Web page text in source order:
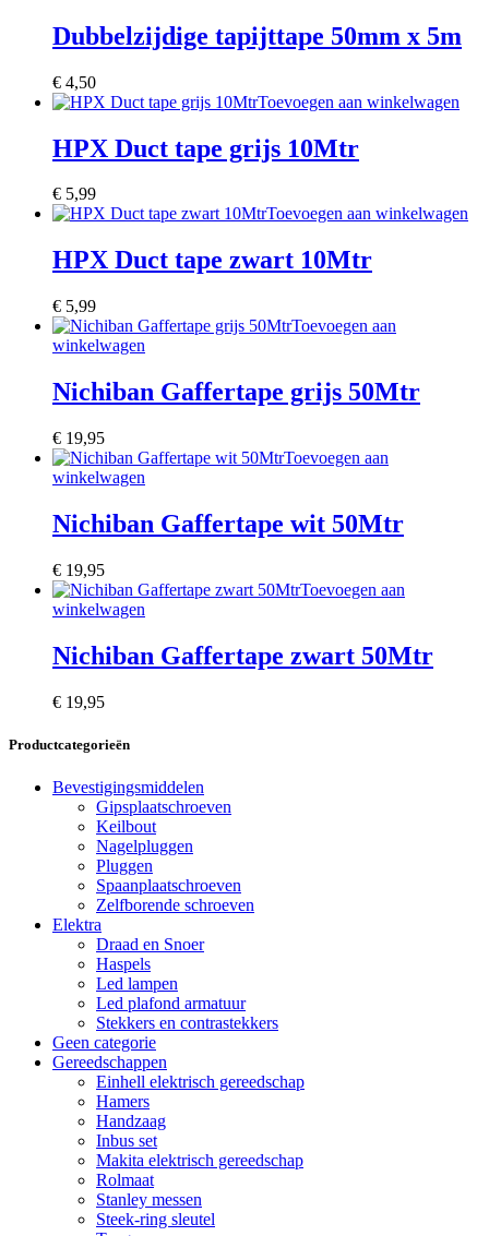
Dubbelzijdige tapijttape 50mm x 5m
€ 4,50
Toevoegen aan winkelwagen
HPX Duct tape grijs 10Mtr
€ 5,99
Toevoegen aan winkelwagen
HPX Duct tape zwart 10Mtr
€ 5,99
Toevoegen aan
winkelwagen
Nichiban Gaffertape grijs 50Mtr
€ 19,95
Toevoegen aan
winkelwagen
Nichiban Gaffertape wit 50Mtr
€ 19,95
Toevoegen aan
winkelwagen
Nichiban Gaffertape zwart 50Mtr
€ 19,95
Productcategorieën
Bevestigingsmiddelen
Gipsplaatschroeven
Keilbout
Nagelpluggen
Pluggen
Spaanplaatschroeven
Zelfborende schroeven
Elektra
Draad en Snoer
Haspels
Led lampen
Led plafond armatuur
Stekkers en contrastekkers
Geen categorie
Gereedschappen
Einhell elektrisch gereedschap
Hamers
Handzaag
Inbus set
Makita elektrisch gereedschap
Rolmaat
Stanley messen
Steek-ring sleutel